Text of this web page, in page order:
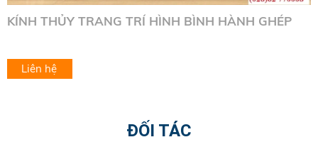
KÍNH THỦY TRANG TRÍ HÌNH BÌNH HÀNH GHÉP
Liên hệ
ĐỐI TÁC